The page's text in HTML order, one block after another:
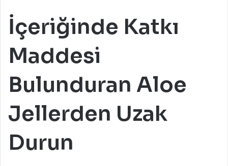
İçeriğinde Katkı
Maddesi
Bulunduran Aloe
Jellerden Uzak
Durun